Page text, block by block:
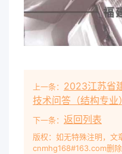
上一条： 2023江苏省
技术问答（结构专业）
下一条： 返回列表
版权：如无特殊注明，文
cnmhg168#163.com删